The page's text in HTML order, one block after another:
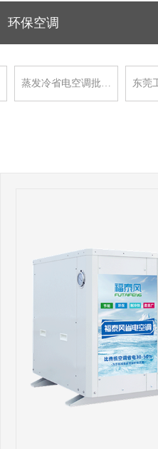
环保空调
蒸发冷省电空调批… 东莞